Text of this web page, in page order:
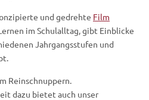
und gedrehte Film
im Schulalltag, gibt Einblicke
Jahrgangsstufen und
Reinschnuppern.
dazu bietet auch unser